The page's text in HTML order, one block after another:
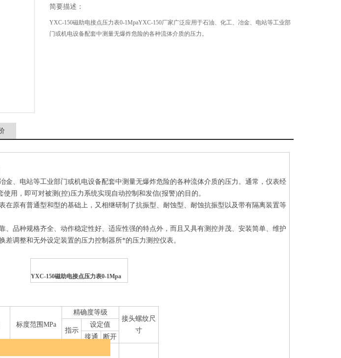
简要描述：
YXC-150磁助电接点压力表0-1MpaYXC-150厂家广泛应用于石油、化工、冶金、电站等工业部
门或机电设备配套中测量无爆炸危险的各种流体介质的压力。
金、电站等工业部门或机电设备配套中测量无爆炸危险的各种流体介质的压力。通常，仪表经
用，即可对被测(控)压力系统实现自动控制和发信(报警)的目的。
在原有普通型和型的基础上，又相继研制了抗振型、耐蚀型、耐蚀抗振型以及带有隔离装置等
、品种规格齐全、动作稳定性好、适应性强的特点外，而且又具有测控并茂、安装简单、维护
差调整和无外设定装置的压力控制器所*的压力测控仪表。
YXC-150磁助电接点压力表0-1Mpa
标度范围MPa
精确度等级
接头螺纹尺
寸
指示
设定值
接通
断开